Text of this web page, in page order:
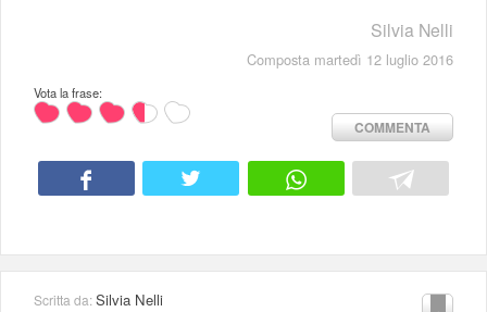
Silvia Nelli
Composta martedì 12 luglio 2016
Vota la frase:
COMMENTA
Scritta da:Silvia Nelli